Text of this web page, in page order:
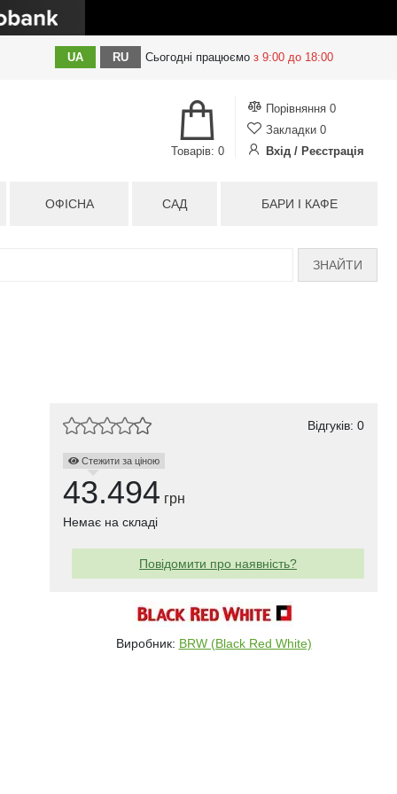
UA RU Сьогодні працюємо з 9:00 до 18:00
Порівняння 0
Закладки 0
Вхід / Реєстрація
Товарів: 0
ОФІСНА САД БАРИ І КАФЕ
ЗНАЙТИ
Відгуків: 0
Стежити за ціною
43.494 грн
Немає на складі
Повідомити про наявність?
Виробник: BRW (Black Red White)